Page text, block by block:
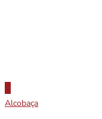
Alcobaça